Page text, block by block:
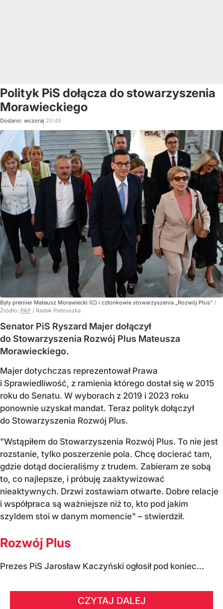
Polityk PiS dołącza do stowarzyszenia
Morawieckiego
Dodano: wczoraj 20:49
Były premier Mateusz Morawiecki (C) i członkowie stowarzyszenia „Rozwój Plus” /
Źródło: PAP / Radek Pietruszka
Senator PiS Ryszard Majer dołączył
do Stowarzyszenia Rozwój Plus Mateusza
Morawieckiego.
Majer dotychczas reprezentował Prawa
i Sprawiedliwość, z ramienia którego dostał się w 2015
roku do Senatu. W wyborach z 2019 i 2023 roku
ponownie uzyskał mandat. Teraz polityk dołączył
do Stowarzyszenia Rozwój Plus.
"Wstąpiłem do Stowarzyszenia Rozwój Plus. To nie jest
rozstanie, tylko poszerzenie pola. Chcę docierać tam,
gdzie dotąd docieraliśmy z trudem. Zabieram ze sobą
to, co najlepsze, i próbuję zaaktywizować
nieaktywnych. Drzwi zostawiam otwarte. Dobre relacje
i współpraca są ważniejsze niż to, kto pod jakim
szyldem stoi w danym momencie" – stwierdził.
Rozwój Plus
Prezes PiS Jarosław Kaczyński ogłosił pod koniec...
CZYTAJ DALEJ